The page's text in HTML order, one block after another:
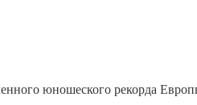
юношеского рекорда